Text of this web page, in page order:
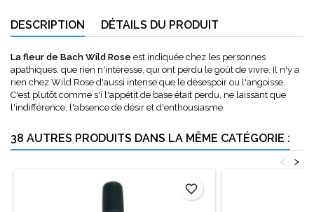
DESCRIPTION DÉTAILS DU PRODUIT
La fleur de Bach Wild Rose est indiquée chez les personnes
apathiques, que rien n'intéresse, qui ont perdu le goût de vivre. Il n'y a
rien chez Wild Rose d'aussi intense que le désespoir ou l'angoisse.
C'est plutôt comme s'i l'appétit de base était perdu, ne laissant que
l'indifférence, l'absence de désir et d'enthousiasme.
38 AUTRES PRODUITS DANS LA MÊME CATÉGORIE :
>
<
favorite_border